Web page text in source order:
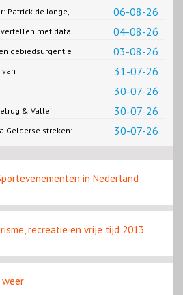
06-08-26
Patrick de Jonge,
04-08-26
met data
03-08-26
gebiedsurgentie
31-07-26
30-07-26
30-07-26
& Vallei
2026
30-07-26
Gelderse streken:
in Nederland
recreatie en vrije tijd 2013
weer